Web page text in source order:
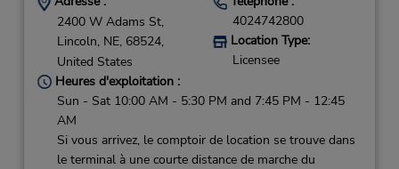
2400 W Adams St,
Lincoln, NE, 68524,
United States
4024742800
Location Type:
Licensee
Heures d'exploitation :
Sun - Sat 10:00 AM - 5:30 PM and 7:45 PM - 12:45
AM
Si vous arrivez, le comptoir de location se trouve dans
le terminal à une courte distance de marche du